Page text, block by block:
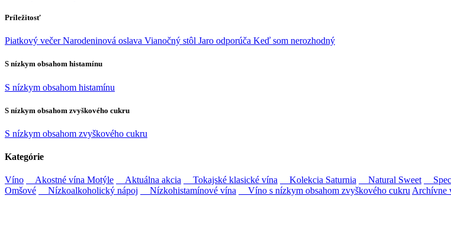
Príležitosť
Piatkový večerNarodeninová oslava Vianočný stôl Jaro odporúča Keď som nerozhodný
S nízkym obsahom histamínu
S nízkym obsahom histamínu
S nízkym obsahom zvyškového cukru
S nízkym obsahom zvyškového cukru
Kategórie
Víno Akostné vína Motýle Aktuálna akcia Tokajské klasické vína Kolekcia Saturnia Natural Sweet
Omšové
Nízkoalkoholický nápoj Nízkohistamínové vína Víno s nízkym obsahom zvyškového cukru Archívne